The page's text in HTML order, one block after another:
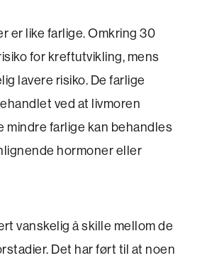
er like farlige. Omkring 30
for kreftutvikling, mens
lavere risiko. De farlige
ved at livmoren
mindre farlige kan behandles
hormoner eller
vanskelig å skille mellom de
Det har ført til at noen